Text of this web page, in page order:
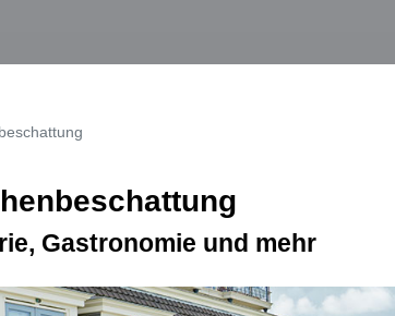
Gastronomie und mehr